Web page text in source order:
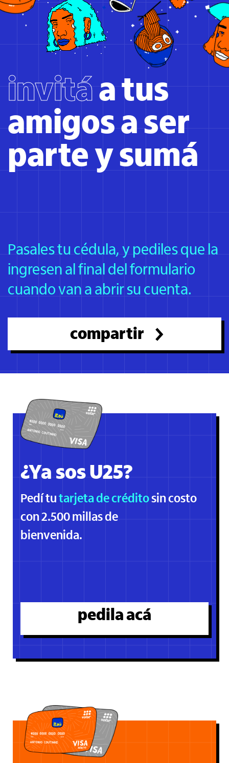
invitá a tus
amigos a ser
parte y sumá
Pasales tu cédula, y pediles que la
ingresen al final del formulario
cuando van a abrir su cuenta.
compartir
¿Ya sos U25?
Pedí tu tarjeta de créditosincosto
con 2.500 millas de
bienvenida.
pedila acá